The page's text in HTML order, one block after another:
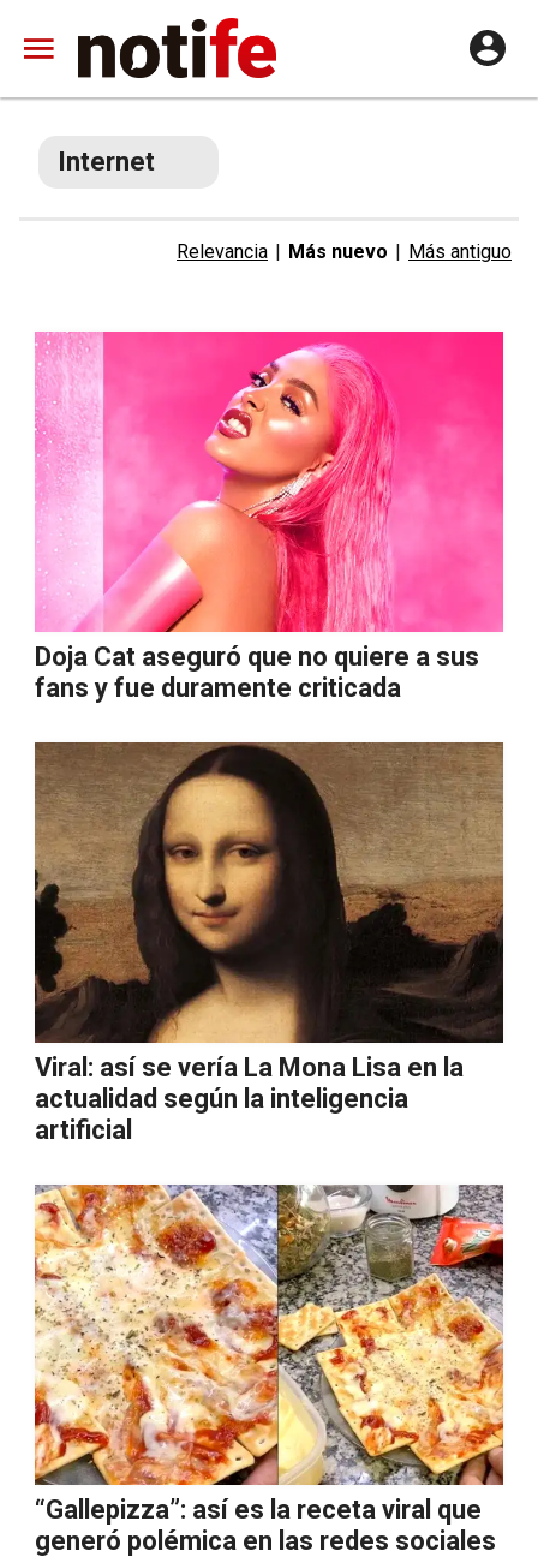
Internet
Relevancia | Más nuevo | Más antiguo
Doja Cat aseguró que no quiere a sus
fans y fue duramente criticada
Viral: así se vería La Mona Lisa en la
actualidad según la inteligencia
artificial
“Gallepizza”: así es la receta viral que
generó polémica en las redes sociales